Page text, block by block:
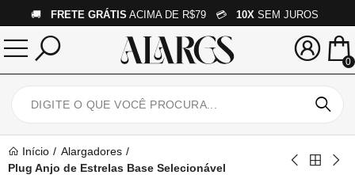
🚚 FRETE GRÁTIS ACIMA DE R$79 💳 10X SEM JUROS
0
Início
Alargadores
Plug Anjo de Estrelas Base Selecionável